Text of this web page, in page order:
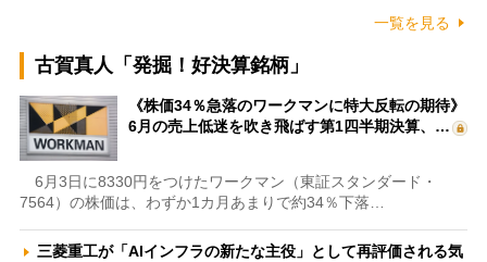
一覧を見る
古賀真人「発掘！好決算銘柄」
《株価34％急落のワークマンに特大反転の期待》
6月の売上低迷を吹き飛ばす第1四半期決算、…
6月3日に8330円をつけたワークマン（東証スタンダード・
7564）の株価は、わずか1カ月あまりで約34％下落…
三菱重工が「AIインフラの新たな主役」として再評価される気